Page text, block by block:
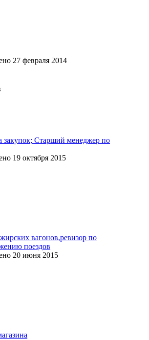
27 февраля 2014
закупок; Старший менеджер по
19 октября 2015
вагонов,ревизор по
поездов
20 июня 2015